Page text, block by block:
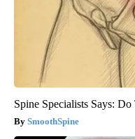
Spine Specialists Says:
SmoothSpine